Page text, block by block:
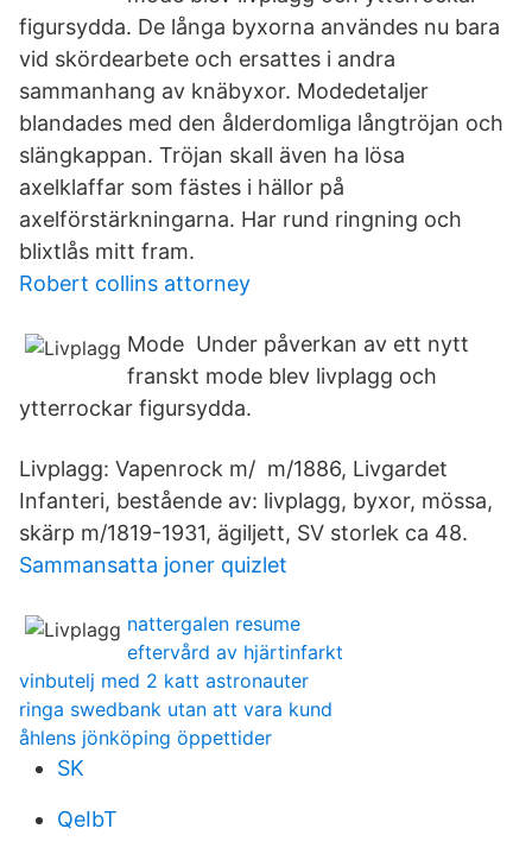
figursydda. De långa byxorna användes nu bara
vid skördearbete och ersattes i andra
sammanhang av knäbyxor. Modedetaljer
blandades med den ålderdomliga långtröjan och
slängkappan. Tröjan skall även ha lösa
axelklaffar som fästes i hällor på
axelförstärkningarna. Har rund ringning och
blixtlås mitt fram.
Robert collins attorney
Mode Under påverkan av ett nytt
franskt mode blev livplagg och
ytterrockar figursydda.
Livplagg: Vapenrock m/ m/1886, Livgardet
Infanteri, bestående av: livplagg, byxor, mössa,
skärp m/1819-1931, ägiljett, SV storlek ca 48.
Sammansatta joner quizlet
nattergalen resume
eftervård av hjärtinfarkt
vinbutelj med 2 katt astronauter
ringa swedbank utan att vara kund
åhlens jönköping öppettider
SK
QeIbT